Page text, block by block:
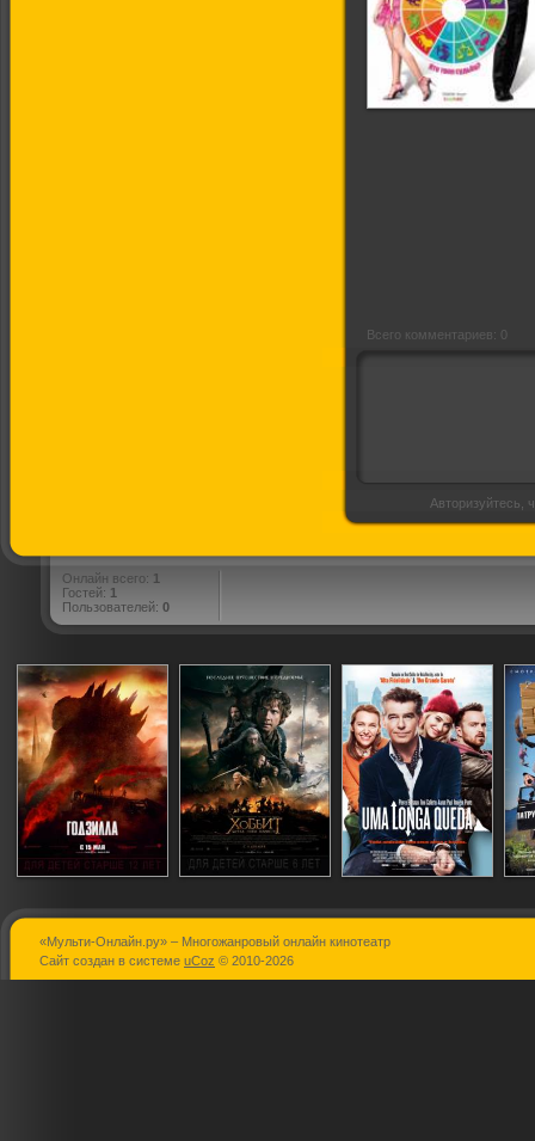
Всего комментариев: 0
Авторизуйтесь,
Онлайн всего: 1
Гостей: 1
Пользователей: 0
Годзилла
Хоббит: Битва
«Мульти-Онлайн.ру» – Многожанровый онлайн кинотеатр
Сайт создан в системе uCoz © 2010-2026